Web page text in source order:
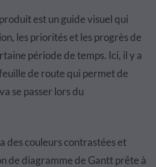
est un guide visuel qui
les priorités et les progrès de
période de temps. Ici, il y a
de route qui permet de
se passer lors du
des couleurs contrastées et
de diagramme de Gantt prête à